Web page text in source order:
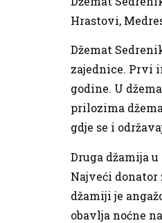
Hrastovi,
Džemat
zajednice. Prvi
godine. U
prilozima
gdje se i
Druga džamija
Najveći
džamiji je
obavlja noćne